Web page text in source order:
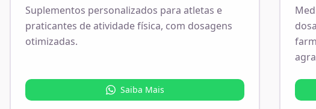
Suplementos personalizados para atletas e
praticantes de atividade física, com dosagens
otimizadas.
Saiba Mais